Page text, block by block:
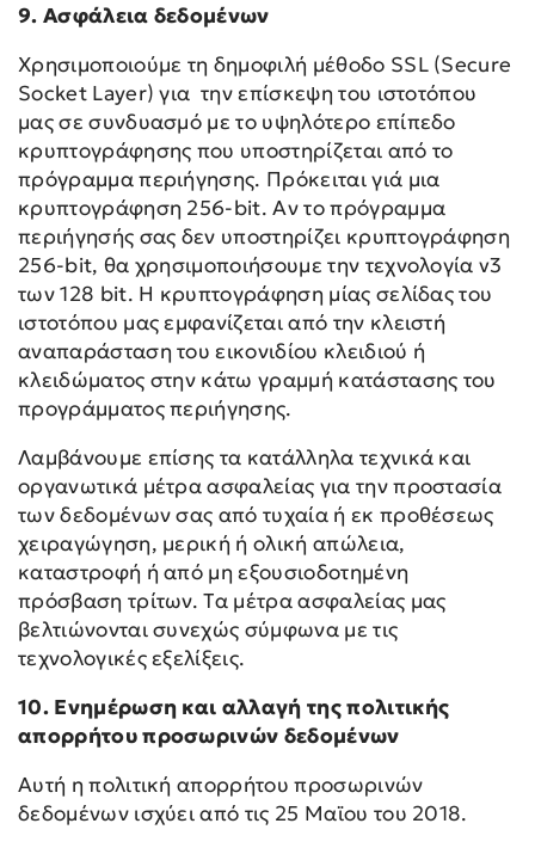
9. Ασφάλεια δεδομένων
Χρησιμοποιούμε τη δημοφιλή μέθοδο SSL (Secure
Socket Layer) για την επίσκεψη του ιστοτόπου
μας σε συνδυασμό με το υψηλότερο επίπεδο
κρυπτογράφησης που υποστηρίζεται από το
πρόγραμμα περιήγησης. Πρόκειται γιά μια
κρυπτογράφηση 256-bit. Αν το πρόγραμμα
περιήγησής σας δεν υποστηρίζει κρυπτογράφηση
256-bit, θα χρησιμοποιήσουμε την τεχνολογία v3
των 128 bit. Η κρυπτογράφηση μίας σελίδας του
ιστοτόπου μας εμφανίζεται από την κλειστή
αναπαράσταση του εικονιδίου κλειδιού ή
κλειδώματος στην κάτω γραμμή κατάστασης του
προγράμματος περιήγησης.
Λαμβάνουμε επίσης τα κατάλληλα τεχνικά και
οργανωτικά μέτρα ασφαλείας για την προστασία
των δεδομένων σας από τυχαία ή εκ προθέσεως
χειραγώγηση, μερική ή ολική απώλεια,
καταστροφή ή από μη εξουσιοδοτημένη
πρόσβαση τρίτων. Τα μέτρα ασφαλείας μας
βελτιώνονται συνεχώς σύμφωνα με τις
τεχνολογικές εξελίξεις.
10. Ενημέρωση και αλλαγή της πολιτικής
απορρήτου προσωρινών δεδομένων
Αυτή η πολιτική απορρήτου προσωρινών
δεδομένων ισχύει από τις 25 Μαϊου του 2018.